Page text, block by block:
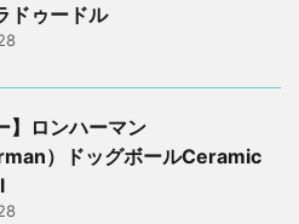
ドゥードル
】ロンハーマン
）ドッグボールCeramic